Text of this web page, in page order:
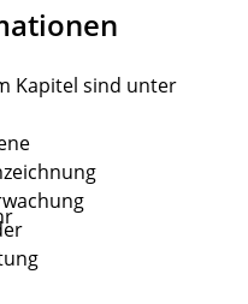
Kapitel sind unter